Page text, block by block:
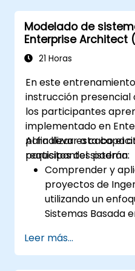
Modelado de
Enterprise Architect
21 Horas
En este
instrucción presencial
los participantes
implementado en
para llevar a cabo el
requisitos del sistema.
Al finalizar esta
participantes podrán:
Comprender y
proyectos de
utilizando un
Sistemas Basada
función de los
Diseñar y
Leer más...